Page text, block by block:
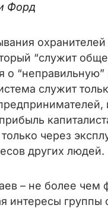
Форд
охранителей
“служит
о “неправильную”
служит
через
других людей.
– не более чем
интересы группы